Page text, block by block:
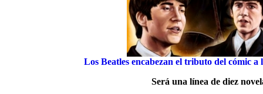
Los Beatles encabezan el tributo del cómic
Será una línea de diez